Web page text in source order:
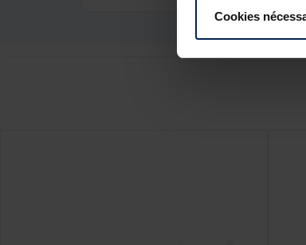
Cookies